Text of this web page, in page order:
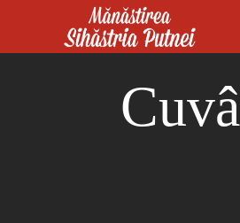
Mergi la conţinutul principal